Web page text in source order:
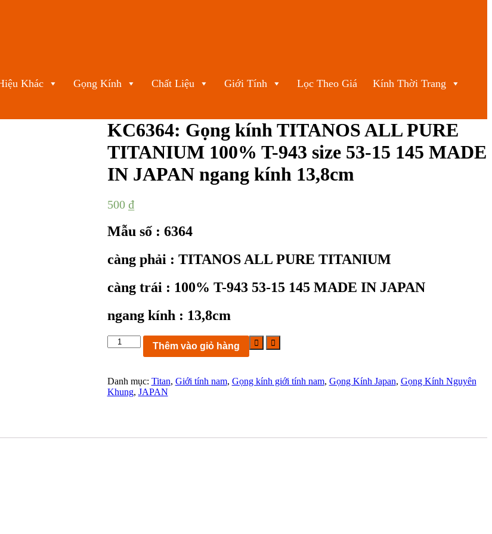
Khác Gọng Kính Chất Liệu Giới Tính Lọc Theo Giá
Kính Thời Trang
KC6364: Gọng kính TITANOS ALL PURE
TITANIUM 100% T-943 size 53-15 145 MADE
IN JAPAN ngang kính 13,8cm
500 ₫
Mẫu số : 6364
càng phải : TITANOS ALL PURE TITANIUM
càng trái : 100% T-943 53-15 145 MADE IN JAPAN
ngang kính : 13,8cm
KC6364:
Gọng
ALL
PURE
943
Thêm vào giỏ hàng
Danh mục: Titan, Giới tính nam, Gọng kính giới tính nam, Gọng Kính Japan, Gọng Kính Nguyên
Khung, JAPAN